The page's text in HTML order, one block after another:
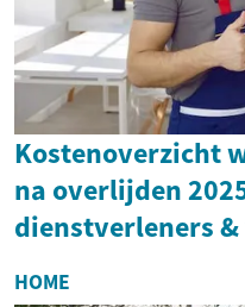
Kostenoverzicht
na overlijden
dienstverleners
HOME